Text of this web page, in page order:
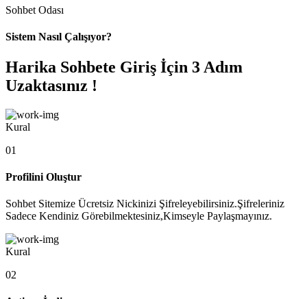
Sohbet Odası
Sistem Nasıl Çalışıyor?
Harika Sohbete Giriş İçin 3 Adım
Uzaktasınız !
Kural
01
Profilini Oluştur
Sohbet Sitemize Ücretsiz Nickinizi Şifreleyebilirsiniz.Şifreleriniz
Sadece Kendiniz Görebilmektesiniz,Kimseyle Paylaşmayınız.
Kural
02